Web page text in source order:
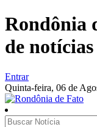
Rondônia
de
Entrar
Quinta-feira, 06 de